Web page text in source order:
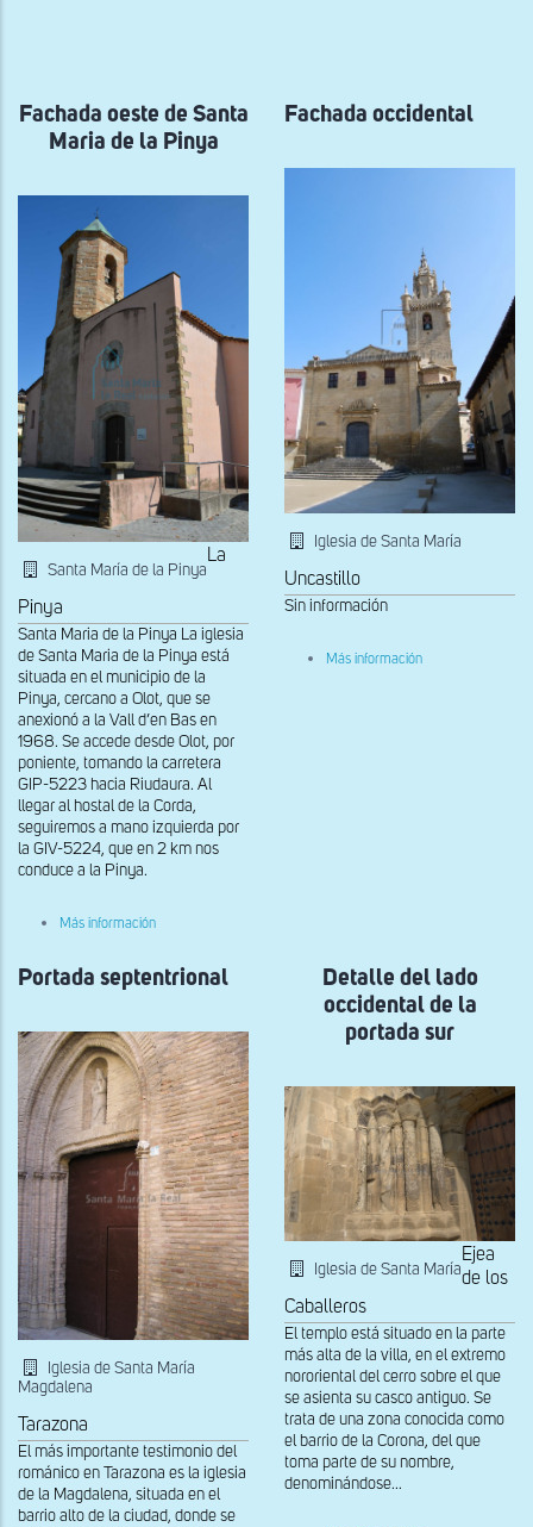
navegación
Fachada oeste de Santa
Maria de la Pinya
Santa María de la Pinya
La
Pinya
Santa Maria de la Pinya La iglesia
de Santa Maria de la Pinya está
situada en el municipio de la
Pinya, cercano a Olot, que se
anexionó a la Vall d’en Bas en
1968. Se accede desde Olot, por
poniente, tomando la carretera
GIP-5223 hacia Riudaura. Al
llegar al hostal de la Corda,
seguiremos a mano izquierda por
la GIV-5224, que en 2 km nos
conduce a la Pinya.
Más información
de
la
Pinya
Fachada occidental
Iglesia de Santa María
Uncastillo
Sin información
Más información
Portada septentrional
Iglesia de Santa María
Magdalena
Tarazona
El más importante testimonio del
románico en Tarazona es la iglesia
de la Magdalena, situada en el
barrio alto de la ciudad, donde se
Detalle del lado
occidental de la
portada sur
Iglesia de Santa María
Ejea
de los
Caballeros
El templo está situado en la parte
más alta de la villa, en el extremo
nororiental del cerro sobre el que
se asienta su casco antiguo. Se
trata de una zona conocida como
el barrio de la Corona, del que
toma parte de su nombre,
denominándose...